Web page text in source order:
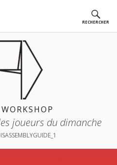
RECHERCHER
joueurs du dimanche